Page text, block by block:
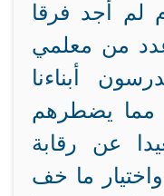
لم أجد فرقا
عدد من معلمي
أبناءنا
، مما يضطرهم
عن رقابة
ما خف